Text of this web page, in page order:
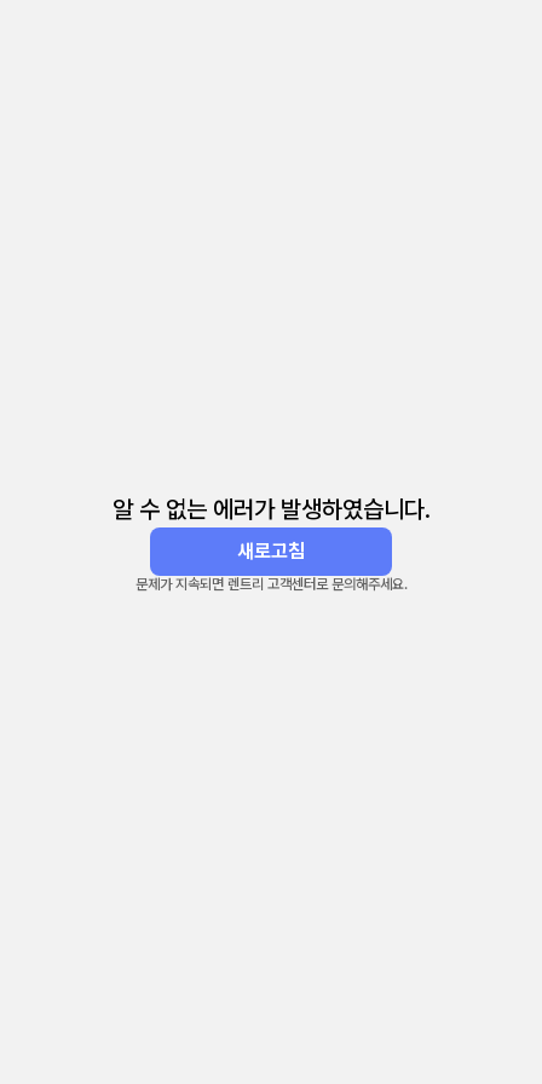
알 수 없는 에러가 발생하였습니다.
새로고침
문제가 지속되면 렌트리 고객센터로 문의해주세요.